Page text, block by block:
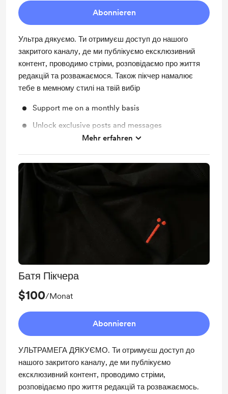
Abonnieren
Ультра дякуємо. Ти отримуєш доступ до нашого
закритого каналу, де ми публікуємо ексклюзивний
контент, проводимо стріми, розповідаємо про життя
редакцій та розважаємося. Також пікчер намалює
тебе в мемному стилі на твій вибір
Support me on a monthly basis
Unlock exclusive posts and messages
Пікчер намалює тебе у мемному стилі
Mehr erfahren
Батя Пікчера
$100/Monat
Abonnieren
УЛЬТРАМЕГА ДЯКУЄМО. Ти отримуєш доступ до
нашого закритого каналу, де ми публікуємо
ексклюзивний контент, проводимо стріми,
розповідаємо про життя редакцій та розважаємось.